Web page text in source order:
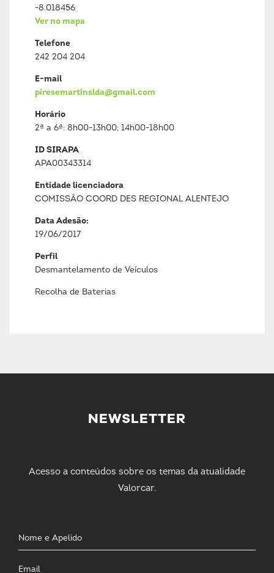
-8.018456
Ver no mapa
Telefone
242 204 204
E-mail
piresemartinslda@gmail.com
Horário
2ª a 6ª: 8h00-13h00; 14h00-18h00
ID SIRAPA
APA00343314
Entidade licenciadora
COMISSÃO COORD DES REGIONAL ALENTEJO
Data Adesão:
19/06/2017
Perfil
Desmantelamento de Veículos
Recolha de Baterias
NEWSLETTER
Acesso a conteúdos sobre os temas da atualidade
Valorcar.